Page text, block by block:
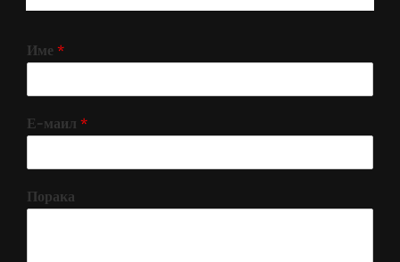
Име *
Е-маил *
Порака